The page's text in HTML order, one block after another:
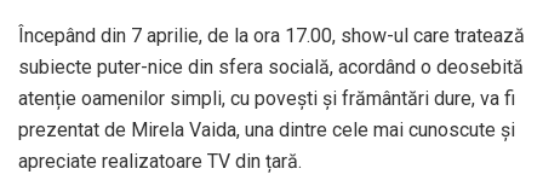
Începând din 7 aprilie, de la ora 17.00, show-ul care tratează
subiecte puter-nice din sfera socială, acordând o deosebită
atenție oamenilor simpli, cu povești și frământări dure, va fi
prezentat de Mirela Vaida, una dintre cele mai cunoscute și
apreciate realizatoare TV din țară.